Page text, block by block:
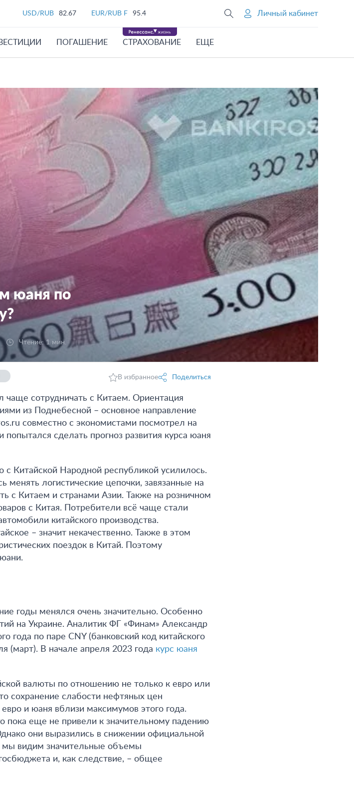
USD/RUB 82.67 EUR/RUB F 95.4 Личный кабинет
ПОГАШЕНИЕ СТРАХОВАНИЕ ЕЩЕ
юаня по
Чтение: 1 мин.
В избранное Поделиться
чаще сотрудничать с Китаем. Ориентация
из Поднебесной – основное направление
совместно с экономистами посмотрел на
сделать прогноз развития курса юаня
с Китайской Народной республикой усилилось.
менять логистические цепочки, завязанные на
с Китаем и странами Азии. Также на розничном
с Китая. Потребители всё чаще стали
китайского производства.
– значит некачественно. Также в этом
поездок в Китай. Поэтому
годы менялся очень значительно. Особенно
на Украине. Аналитик ФГ «Финам» Александр
года по паре CNY (банковский код китайского
(март). В начале апреля 2023 года курс юаня
валюты по отношению не только к евро или
сохранение слабости нефтяных цен
и юаня вблизи максимумов этого года.
пока еще не привели к значительному падению
они выразились в снижении официальной
мы видим значительные объемы
и, как следствие, – общее